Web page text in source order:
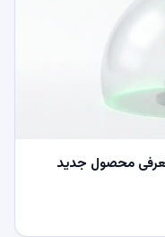
محصول جدید